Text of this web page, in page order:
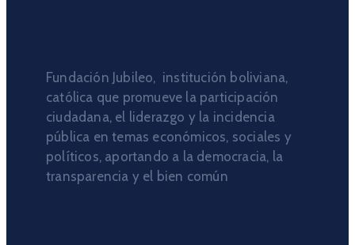
Fundación Jubileo, institución boliviana,
católica que promueve la participación
ciudadana, el liderazgo y la incidencia
pública en temas económicos, sociales y
políticos, aportando a la democracia, la
transparencia y el bien común